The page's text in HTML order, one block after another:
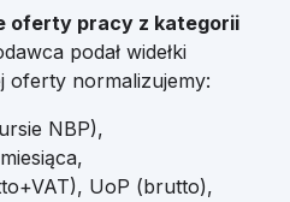
oferty pracy z kategorii
podał widełki
oferty normalizujemy:
NBP),
UoP (brutto),